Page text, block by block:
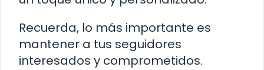
Recuerda, lo más importante es
mantener a tus seguidores
interesados y comprometidos.